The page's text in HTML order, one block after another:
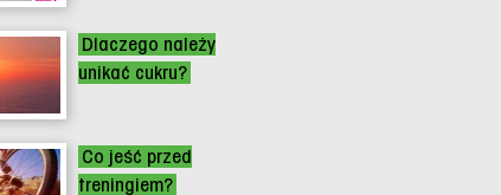
Dlaczego należy
unikać cukru?
Co jeść przed
treningiem?